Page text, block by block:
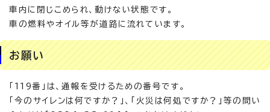
車内に閉じこめられ、動けない状態です。
車の燃料やオイル等が道路に流れています。
お願い
「119番」は、通報を受けるための番号です。
「今のサイレンは何ですか？」、「火災は何処ですか？」等の問い